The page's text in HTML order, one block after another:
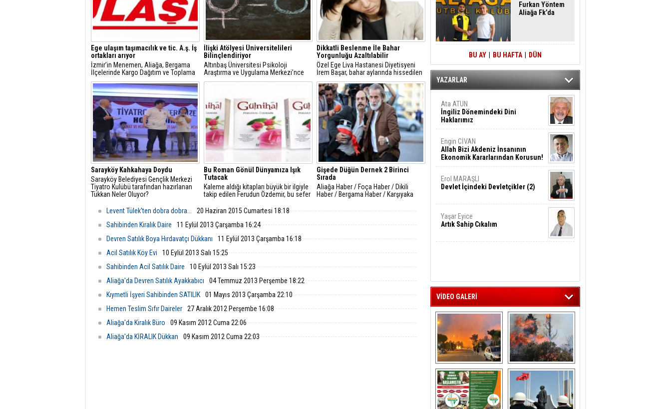
Ege ulaşım taşımacılık ve tic. A.ş. İş
ortakları arıyor
İzmir’in Menemen, Aliağa, Bergama
İlçelerinde Kargo Dağıtım ve Toplama
Faaliyetlerini Yürütebilecek Kişi/
Kurumlara Acentelikler Verilecektir.
İlişki Atölyesi Üniversitelileri
Bilinçlendiriyor
Altınbaş Üniversitesi Psikoloji
Araştırma ve Uygulama Merkezi’nce
hayata geçirilen “İlişki Becerileri
Dikkatli Beslenme İle Bahar
Yorgunluğu Azaltılabilir
Özel Ege Liva Hastanesi Diyetisyeni
İrem Başar, bahar aylarında hissedilen
yorgunluğun, beslenmeye dikkat
edilmesi ile etkisinin azaltılacağını
belirtti.
Sarayköy Kahkahaya Doydu
Sarayköy Belediyesi Gençlik Merkezi
Tiyatro Kulübü tarafından hazırlanan
Tükkan Neler Oluyor?
Bu Roman Gönül Dünyamıza Işık
Tutacak
Kaleme aldığı kitapları büyük bir ilgiyle
takip edilen Ferudun Özdemir, bu sefer
çıktı:“Gülnihal.”
Gişede Düğün Dernek 2 Birinci
Sırada
Aliağa Haber / Foça Haber / Dikili
Haber / Bergama Haber / Karşıyaka
Sinemasında yeni çekilen filmlerin
salonlarda yerini almasının ardından,
filmlerden
Levent Tülek'ten dobra dobra...
20 Haziran 2015 Cumartesi 18:18
Sahibinden Kiralık Daire
11 Eylül 2013 Çarşamba 16:24
Devren Satılık Boya Hırdavatçı Dükkanı
11 Eylül 2013 Çarşamba 16:18
Acil Satılık Köy Evi
10 Eylül 2013 Salı 15:25
Sahibinden Acil Satılık Daire
10 Eylül 2013 Salı 15:23
Aliağa'da Devren Satılık Ayakkabıcı
04 Temmuz 2013 Perşembe 18:22
Kıymetli İşyeri Sahibinden SATILIK
01 Mayıs 2013 Çarşamba 22:10
Hemen Teslim Sıfır Daireler
27 Aralık 2012 Perşembe 16:08
Aliağa'da Kiralık Büro
09 Kasım 2012 Cuma 22:06
Aliağa'da KİRALIK Dükkan
09 Kasım 2012 Cuma 22:03
Furkan Yöntem
Aliağa Fk’da
BU AY BU HAFTA DÜN
YAZARLAR
Ata ATUN
İngiliz Dönemindeki Dini
Haklarımız
Engin CİVAN
Allah Bizi Akdeniz İnsanının
Ekonomik Kararlarından Korusun!
Erol MARAŞLI
Devlet İçindeki Devletçikler (2)
Yaşar Eyice
Artık Sahip Cıkalım
VİDEO GALERİ
Aliağa ‘da  otluk
alanda çıkan
yangın evlere
sıçramadan
söndürüldü
Aliağa'nın Ciğerleri